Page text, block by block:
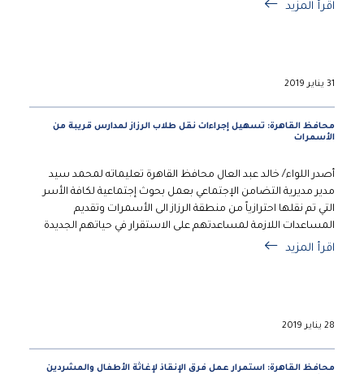
اقرأ المزيد
31 يناير 2019
محافظ القاهرة: تسهيل إجراءات نقل طلاب الرزاز لمدارس قريبة من
الأسمرات
أصدر اللواء/ خالد عبد العال محافظ القاهرة تعليماته لمحمد سيد
مدير مديرية التضامن الإجتماعي بعمل بحوث إجتماعية لكافة الأسر
التي تم نقلها احترازياً من منطقة الرزاز الى الأسمرات وتقديم
المساعدات اللازمة لمساعدتهم على الاستقرار في حياتهم الجديدة
اقرأ المزيد
28 يناير 2019
محافظ القاهرة: استمرار عمل فرق الإنقاذ لإغاثة الأطفال والمشردين